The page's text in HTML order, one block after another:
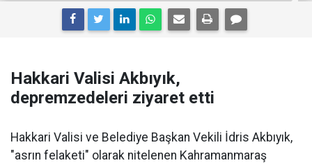
Hakkari Valisi Akbıyık,
depremzedeleri ziyaret etti
Hakkari Valisi ve Belediye Başkan Vekili İdris Akbıyık,
"asrın felaketi" olarak nitelenen Kahramanmaraş